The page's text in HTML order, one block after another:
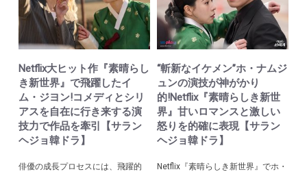
Netflix大ヒット作『素晴らし
き新世界』で飛躍したイ
ム・ジヨン!コメディとシリ
アスを自在に行き来する演
技力で作品を牽引【サラン
ヘジョ韓ドラ】
俳優の成長プロセスには、飛躍的
“斬新なイケメン”ホ・ナムジ
ュンの演技が神がかり
的!Netflix『素晴らしき新世
界』甘いロマンスと激しい
怒りを的確に表現【サラン
ヘジョ韓ドラ】
Netflix『素晴らしき新世界』でホ・